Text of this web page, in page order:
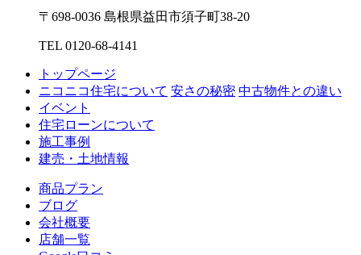
〒698-0036 島根県益⽥市須⼦町38-20
TEL 0120-68-4141
トップページ
ニコニコ住宅について 安さの秘密 中古物件との違い
イベント
住宅ローンについて
施工事例
建売・土地情報
商品プラン
ブログ
会社概要
店舗一覧